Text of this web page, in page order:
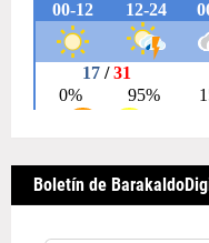
Boletín de